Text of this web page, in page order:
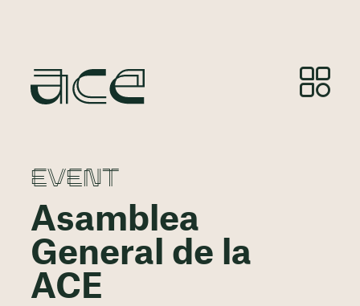
EVENT
Asamblea
General de la
ACE